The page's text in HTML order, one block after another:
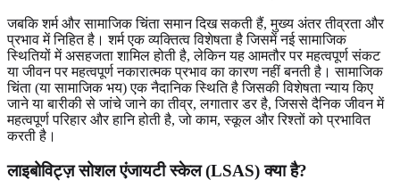
जबकि शर्म और सामाजिक चिंता समान दिख सकती हैं, मुख्य अंतर तीव्रता और
प्रभाव में निहित है। शर्म एक व्यक्तित्व विशेषता है जिसमें नई सामाजिक
स्थितियों में असहजता शामिल होती है, लेकिन यह आमतौर पर महत्वपूर्ण संकट
या जीवन पर महत्वपूर्ण नकारात्मक प्रभाव का कारण नहीं बनती है। सामाजिक
चिंता (या सामाजिक भय) एक नैदानिक ​​स्थिति है जिसकी विशेषता न्याय किए
जाने या बारीकी से जांचे जाने का तीव्र, लगातार डर है, जिससे दैनिक जीवन में
महत्वपूर्ण परिहार और हानि होती है, जो काम, स्कूल और रिश्तों को प्रभावित
करती है।
लाइबोविट्ज़ सोशल एंजायटी स्केल (LSAS) क्या है?